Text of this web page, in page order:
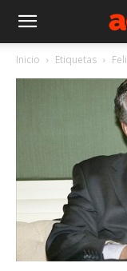
Inicio Etiquetas